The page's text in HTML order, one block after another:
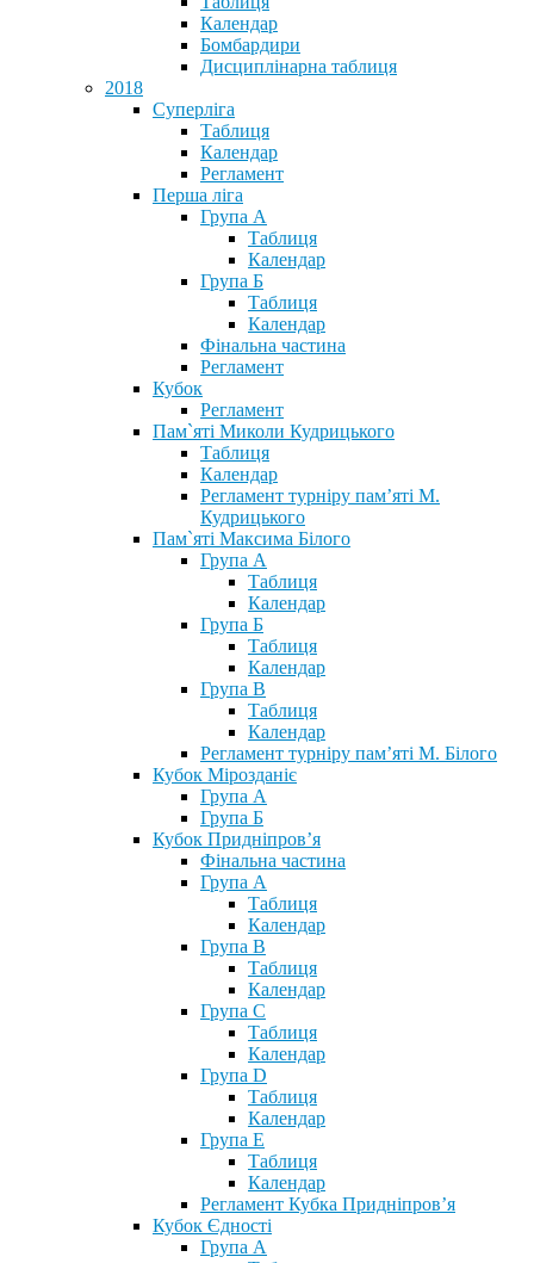
Календар
Бомбардири
Дисциплінарна таблиця
2018
Суперліга
Таблиця
Календар
Регламент
Перша ліга
Група А
Таблиця
Календар
Група Б
Таблиця
Календар
Фінальна частина
Регламент
Кубок
Регламент
Пам`яті Миколи Кудрицького
Таблиця
Календар
Регламент турніру пам’яті М.
Кудрицького
Пам`яті Максима Білого
Група А
Таблиця
Календар
Група Б
Таблиця
Календар
Група В
Таблиця
Календар
Регламент турніру пам’яті М. Білого
Кубок Мірозданіє
Група А
Група Б
Кубок Придніпров’я
Фінальна частина
Група А
Таблиця
Календар
Група В
Таблиця
Календар
Група С
Таблиця
Календар
Група D
Таблиця
Календар
Група Е
Таблиця
Календар
Регламент Кубка Придніпров’я
Кубок Єдності
Група А